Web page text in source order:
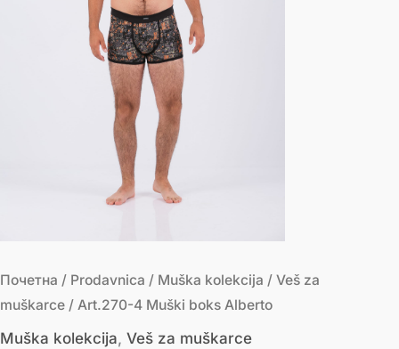
Почетна / Prodavnica / Muška kolekcija / Veš za
muškarce / Art.270-4 Muški boks Alberto
Muška kolekcija, Veš za muškarce